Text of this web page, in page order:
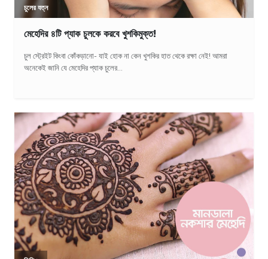
চুলের যত্ন
মেহেদির ৪টি প্যাক চুলকে করবে খুশকিমুক্ত!
চুল স্ট্রেইট কিংবা কোঁকড়ানো- যাই হোক না কেন খুশকির হাত থেকে রক্ষা নেই! আমরা
অনেকেই জানি যে মেহেদির প্যাক চুলের...